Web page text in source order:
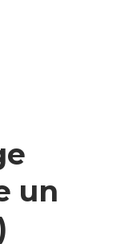
un